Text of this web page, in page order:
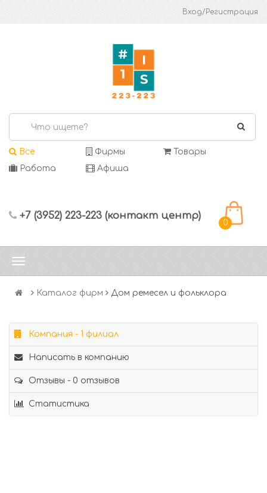
Вход/Регистрация
Все Фирмы
Товары
Работа
Афиша
+7 (3952) 223-223 (контакт центр)
0
Каталог фирм Дом ремесел и фольклора
Компания - 1 филиал
Написать в компанию
Отзывы - 0 отзывов
Статистика